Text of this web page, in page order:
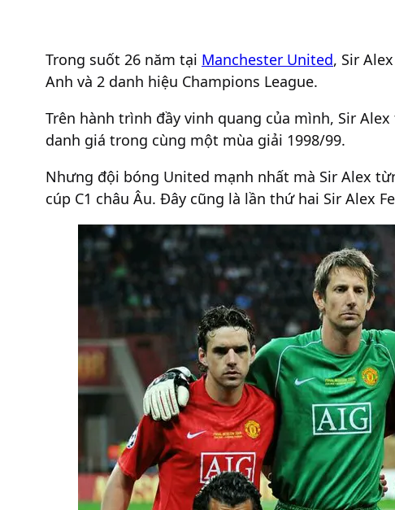
Trong suốt 26 năm tại Manchester United, Sir
Anh và 2 danh hiệu Champions League.
Trên hành trình đầy vinh quang của mình, Sir
danh giá trong cùng một mùa giải 1998/99.
Nhưng đội bóng United mạnh nhất mà Sir Alex
cúp C1 châu Âu. Đây cũng là lần thứ hai Sir Alex